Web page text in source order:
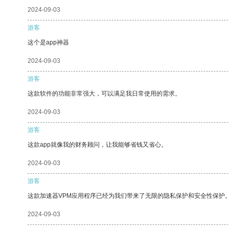
2024-09-03
游客
这个是app神器
2024-09-03
游客
这款软件的功能非常强大，可以满足我日常使用的需求。
2024-09-03
游客
这款app就像我的财务顾问，让我能够省钱又省心。
2024-09-03
游客
这款加速器VPM应用程序已经为我们带来了无限的隐私保护和安全性保护
2024-09-03